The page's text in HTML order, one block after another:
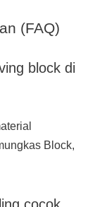
(FAQ)
block di
Block,